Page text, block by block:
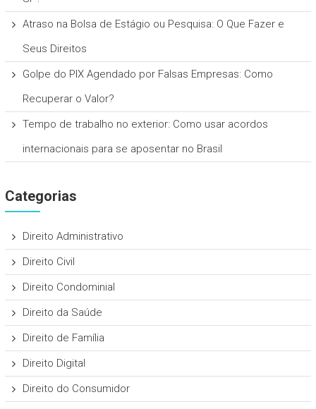
Atraso na Bolsa de Estágio ou Pesquisa: O Que Fazer e
Seus Direitos
Golpe do PIX Agendado por Falsas Empresas: Como
Recuperar o Valor?
Tempo de trabalho no exterior: Como usar acordos
internacionais para se aposentar no Brasil
Categorias
Direito Administrativo
Direito Civil
Direito Condominial
Direito da Saúde
Direito de Família
Direito Digital
Direito do Consumidor